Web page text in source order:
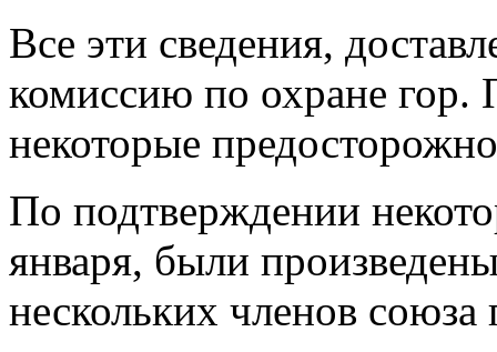
Все эти сведения,
комиссию по охране гор.
некоторые
По подтверждении
января, были
нескольких членов союза